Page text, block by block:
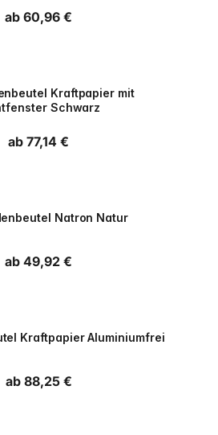
Normaler Preis
ab 60,96 €
Kraftpapier mit
Schwarz
Normaler Preis
ab 77,14 €
Natron Natur
Normaler Preis
ab 49,92 €
Kraftpapier Aluminiumfrei
Normaler Preis
ab 88,25 €